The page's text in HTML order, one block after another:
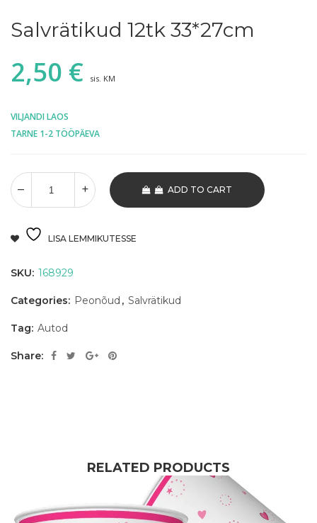
Salvrätikud 12tk 33*27cm
2,50 € sis. KM
VILJANDI LAOS
TARNE 1-2 TÖÖPÄEVA
ADD TO CART
LISA LEMMIKUTESSE
SKU: 168929
Categories: Peonõud , Salvrätikud
Tag: Autod
Share:
RELATED PRODUCTS